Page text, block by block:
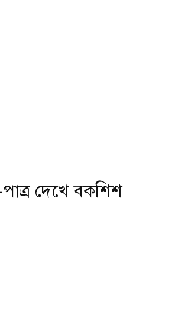
পাত্র দেখে বকশিশ